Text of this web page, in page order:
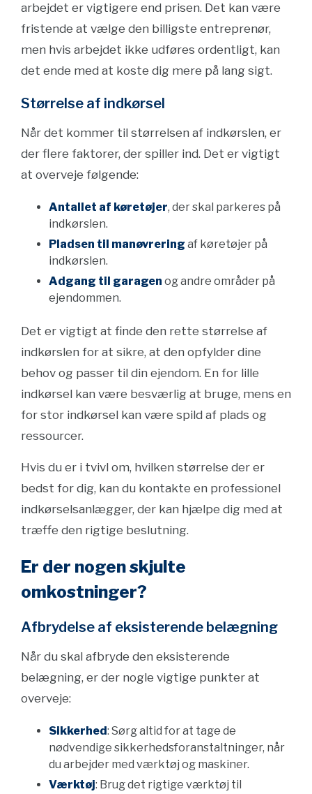
arbejdet er vigtigere end prisen. Det kan være
fristende at vælge den billigste entreprenør,
men hvis arbejdet ikke udføres ordentligt, kan
det ende med at koste dig mere på lang sigt.
Størrelse af indkørsel
Når det kommer til størrelsen af indkørslen, er
der flere faktorer, der spiller ind. Det er vigtigt
at overveje følgende:
Antallet af køretøjer, der skal parkeres på
indkørslen.
Pladsen til manøvrering af køretøjer på
indkørslen.
Adgang til garagen og andre områder på
ejendommen.
Det er vigtigt at finde den rette størrelse af
indkørslen for at sikre, at den opfylder dine
behov og passer til din ejendom. En for lille
indkørsel kan være besværlig at bruge, mens en
for stor indkørsel kan være spild af plads og
ressourcer.
Hvis du er i tvivl om, hvilken størrelse der er
bedst for dig, kan du kontakte en professionel
indkørselsanlægger, der kan hjælpe dig med at
træffe den rigtige beslutning.
Er der nogen skjulte
omkostninger?
Afbrydelse af eksisterende belægning
Når du skal afbryde den eksisterende
belægning, er der nogle vigtige punkter at
overveje:
Sikkerhed: Sørg altid for at tage de
nødvendige sikkerhedsforanstaltninger, når
du arbejder med værktøj og maskiner.
Værktøj: Brug det rigtige værktøj til